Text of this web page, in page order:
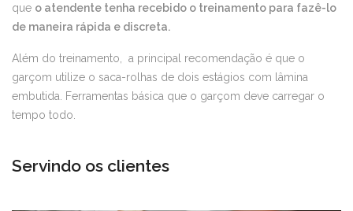
que o atendente tenha recebido o treinamento para fazê-lo
de maneira rápida e discreta.
Além do treinamento, a principal recomendação é que o
garçom utilize o saca-rolhas de dois estágios com lâmina
embutida. Ferramentas básica que o garçom deve carregar o
tempo todo.
Servindo os clientes